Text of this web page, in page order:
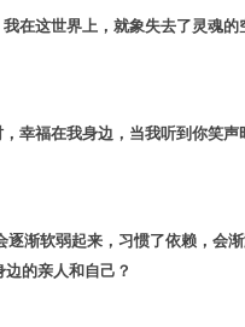
在这世界上，就象失去了灵魂的
幸福在我身边，当我听到你笑
逐渐软弱起来，习惯了依赖，会
的亲人和自己？